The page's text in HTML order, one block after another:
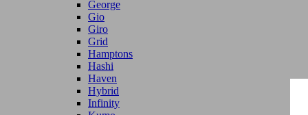
George
Gio
Giro
Grid
Hamptons
Hashi
Haven
Hybrid
Infinity